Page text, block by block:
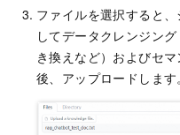
ファイルを選択すると
してデータクレンジン
き換えなど）およびセ
後、アップロードします。